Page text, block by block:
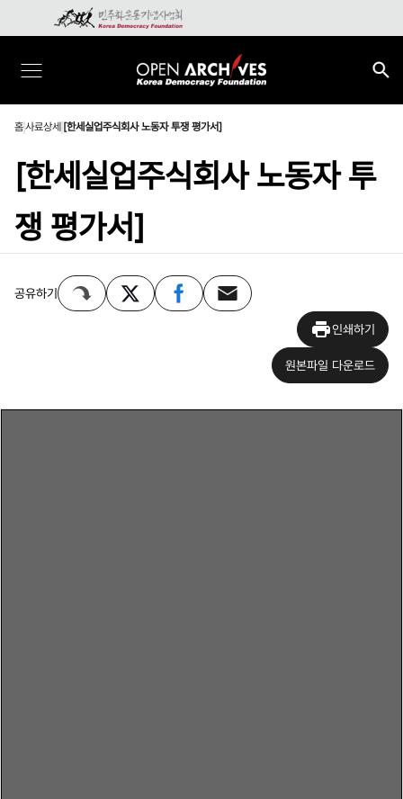
홈사료상세 [한세실업주식회사 노동자 투쟁 평가서]
[한세실업주식회사 노동자 투
쟁 평가서]
공유하기
인쇄하기
원본파일 다운로드